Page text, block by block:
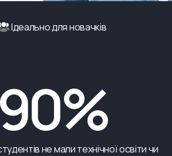
Ідеально для новачків
90%
не мали технічної освіти чи